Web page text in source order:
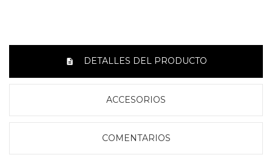
DETALLES DEL PRODUCTO
ACCESORIOS
COMENTARIOS